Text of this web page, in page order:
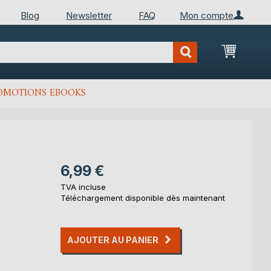
Mon compte
Blog Newsletter FAQ
Mon
EBOOKS
6,99 €
TVA incluse
Téléchargement disponible dès maintenant
AJOUTER AU PANIER